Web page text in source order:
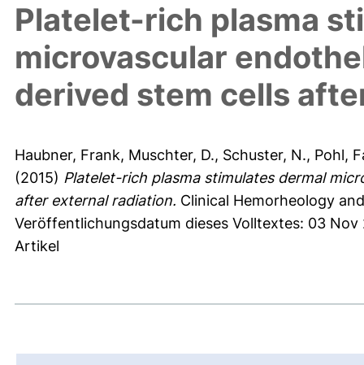
Platelet-rich plasma
microvascular
derived stem cells
Haubner, Frank, Muschter, D., Schuster, N., Pohl,
(2015) Platelet-rich plasma stimulates dermal
after external radiation. Clinical Hemorheology
Veröffentlichungsdatum dieses Volltextes: 03 Nov
Artikel